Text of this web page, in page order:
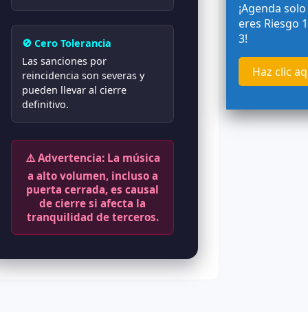
🚫 Cero Tolerancia
Las sanciones por
reincidencia son severas y
pueden llevar al cierre
definitivo.
⚠️ Advertencia: La música
a alto volumen, incluso a
puerta cerrada, es causal
de cierre si afecta la
tranquilidad de terceros.
¡Agenda
eres Riesgo
3!
Haz clic